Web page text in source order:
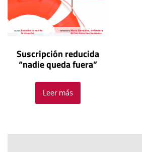
Suscripción reducida
“nadie queda fuera”
Leer más